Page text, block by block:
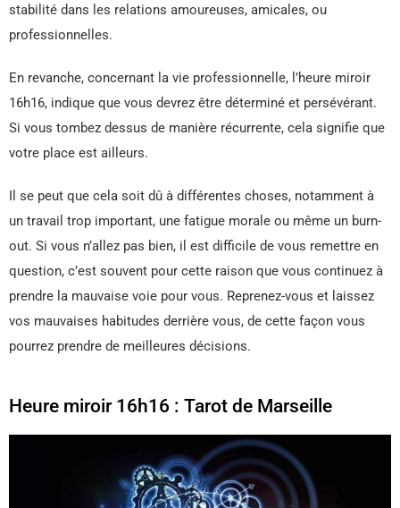
stabilité dans les relations amoureuses, amicales, ou
professionnelles.
En revanche, concernant la vie professionnelle, l’heure miroir
16h16, indique que vous devrez être déterminé et persévérant.
Si vous tombez dessus de manière récurrente, cela signifie que
votre place est ailleurs.
Il se peut que cela soit dû à différentes choses, notamment à
un travail trop important, une fatigue morale ou même un burn-
out. Si vous n’allez pas bien, il est difficile de vous remettre en
question, c’est souvent pour cette raison que vous continuez à
prendre la mauvaise voie pour vous. Reprenez-vous et laissez
vos mauvaises habitudes derrière vous, de cette façon vous
pourrez prendre de meilleures décisions.
Heure miroir 16h16 : Tarot de Marseille